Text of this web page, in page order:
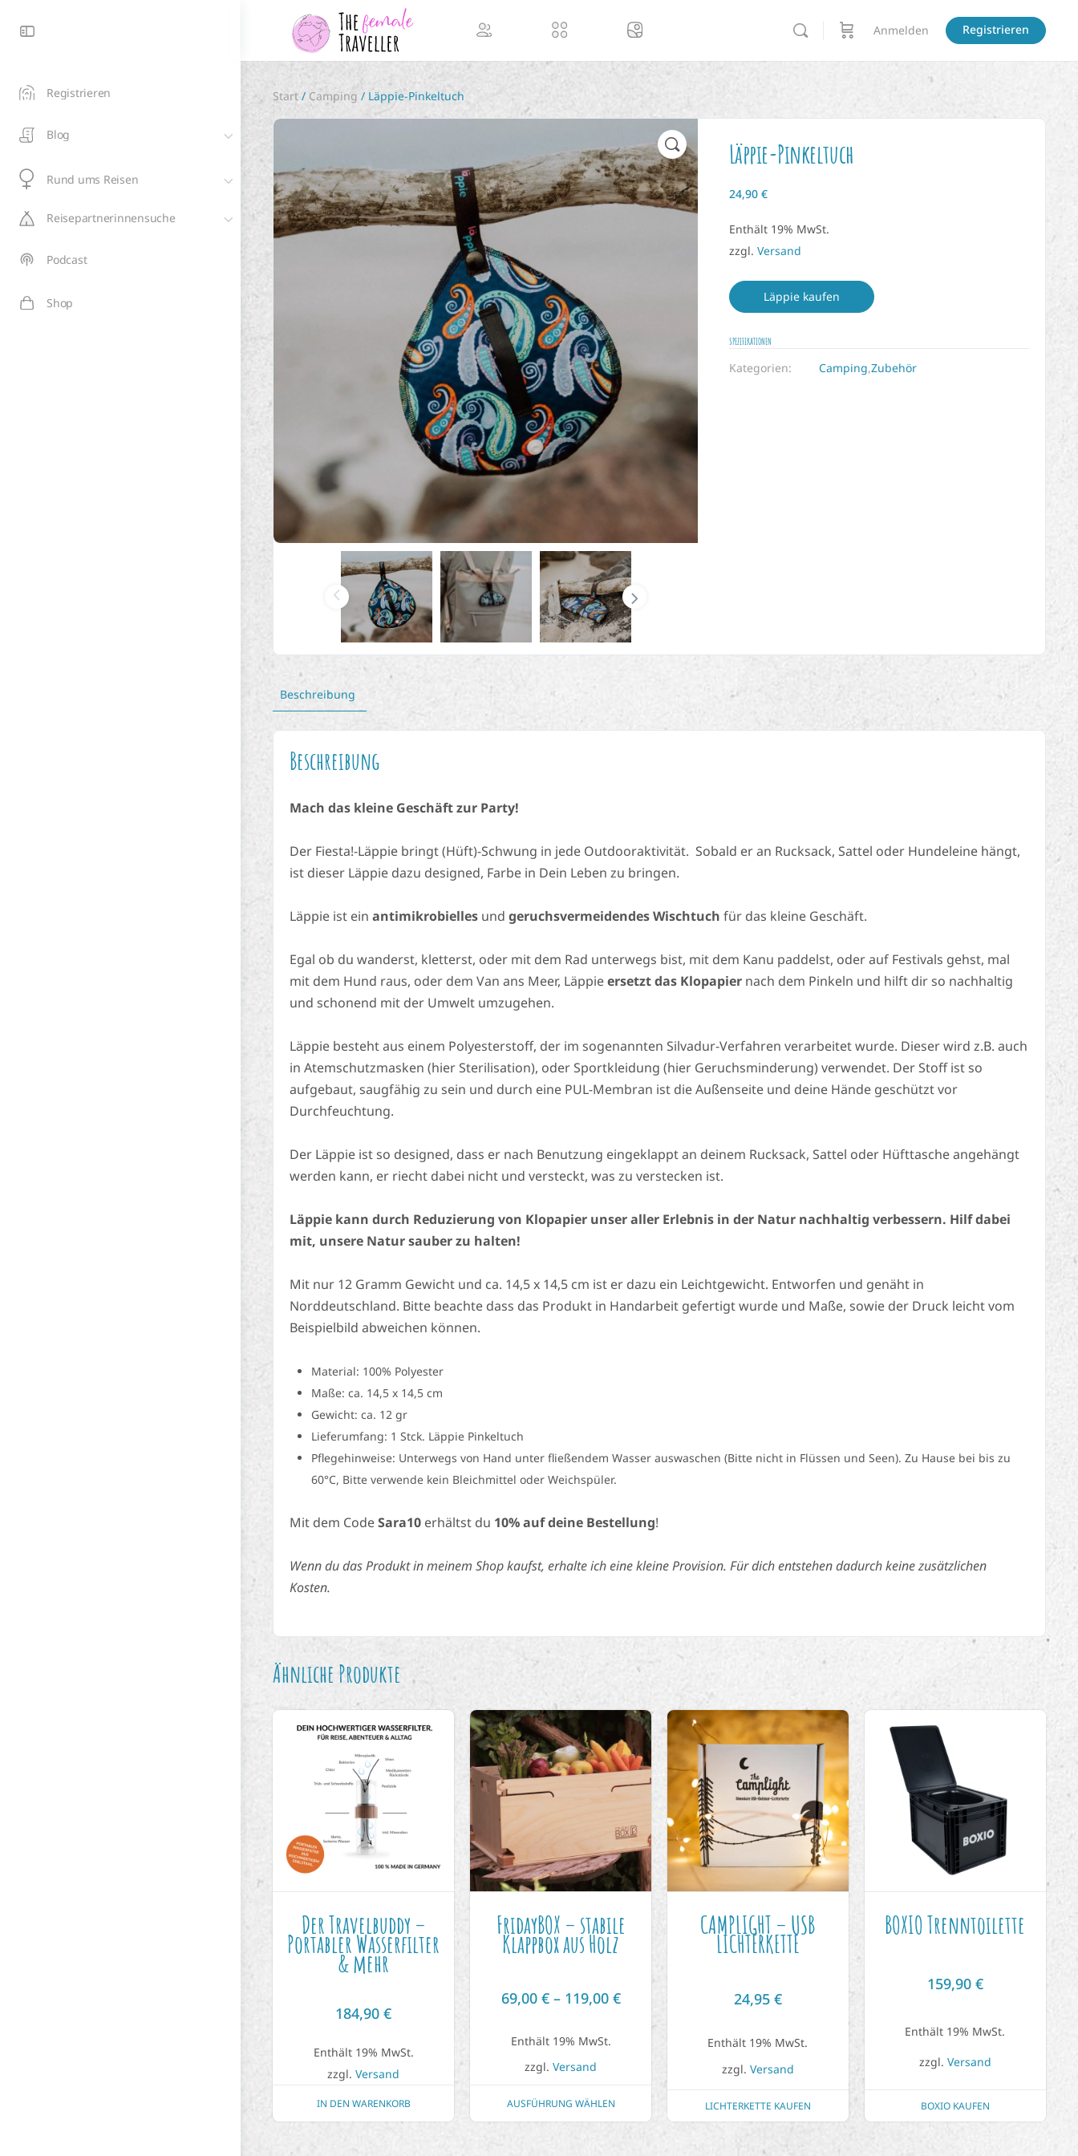
Registrieren
Blog
Rund ums Reisen
Reisepartnerinnensuche
Podcast
Shop
Anmelden Registrieren
Start / Camping / Läppie-Pinkeltuch
Läppie-Pinkeltuch
24,90 €
Enthält 19% MwSt.
zzgl. Versand
Läppie kaufen
SPEZIFIKATIONEN
Kategorien: Camping,Zubehör
Beschreibung
Beschreibung
Mach das kleine Geschäft zur Party!
Der Fiesta!-Läppie bringt (Hüft)-Schwung in jede Outdooraktivität. Sobald er an Rucksack, Sattel oder Hundeleine hängt,
ist dieser Läppie dazu designed, Farbe in Dein Leben zu bringen.
Läppie ist ein antimikrobielles und geruchsvermeidendes Wischtuch für das kleine Geschäft.
Egal ob du wanderst, kletterst, oder mit dem Rad unterwegs bist, mit dem Kanu paddelst, oder auf Festivals gehst, mal
mit dem Hund raus, oder dem Van ans Meer, Läppieersetzt das Klopapier nach dem Pinkeln und hilft dir so nachhaltig
und schonend mit der Umwelt umzugehen.
Läppie besteht aus einem Polyesterstoff, der im sogenannten Silvadur-Verfahren verarbeitet wurde. Dieser wird z.B. auch
in Atemschutzmasken (hier Sterilisation), oder Sportkleidung (hier Geruchsminderung) verwendet. Der Stoff ist so
aufgebaut, saugfähig zu sein und durch eine PUL-Membran ist die Außenseite und deine Hände geschützt vor
Durchfeuchtung.
Der Läppie ist so designed, dass er nach Benutzung eingeklappt an deinem Rucksack, Sattel oder Hüfttasche angehängt
werden kann, er riecht dabei nicht und versteckt, was zu verstecken ist.
Läppie kann durch Reduzierung von Klopapier unser aller Erlebnis in der Natur nachhaltig verbessern. Hilf dabei
mit, unsere Natur sauber zu halten!
Mit nur 12 Gramm Gewicht und ca. 14,5 x 14,5 cm ist er dazu ein Leichtgewicht. Entworfen und genäht in
Norddeutschland. Bitte beachte dass das Produkt in Handarbeit gefertigt wurde und Maße, sowie der Druck leicht vom
Beispielbild abweichen können.
Material: 100% Polyester
Maße: ca. 14,5 x 14,5 cm
Gewicht: ca. 12 gr
Lieferumfang: 1 Stck. Läppie Pinkeltuch
Pflegehinweise: Unterwegs von Hand unter fließendem Wasser auswaschen (Bitte nicht in Flüssen und Seen). Zu Hause bei bis zu
60°C, Bitte verwende kein Bleichmittel oder Weichspüler.
Mit dem CodeSara10 erhältst du 10% auf deine Bestellung!
Wenn du das Produkt in meinem Shop kaufst, erhalte ich eine kleine Provision. Für dich entstehen dadurch keine zusätzlichen
Kosten.
Ähnliche Produkte
Der Travelbuddy –
Portabler Wasserfilter
& mehr
184,90€
Enthält 19% MwSt.
zzgl.Versand
IN DEN WARENKORB
FridayBOX – stabile
Klappbox aus Holz
69,00 € – 119,00 €
Enthält 19% MwSt.
zzgl.Versand
AUSFÜHRUNG WÄHLEN
CAMPLIGHT – USB
LICHTERKETTE
24,95 €
Enthält 19% MwSt.
zzgl. Versand
LICHTERKETTE KAUFEN
BOXIO Trenntoilette
159,90 €
Enthält 19% MwSt.
zzgl. Versand
BOXIO KAUFEN
Melde dich zu den
Community-News an!